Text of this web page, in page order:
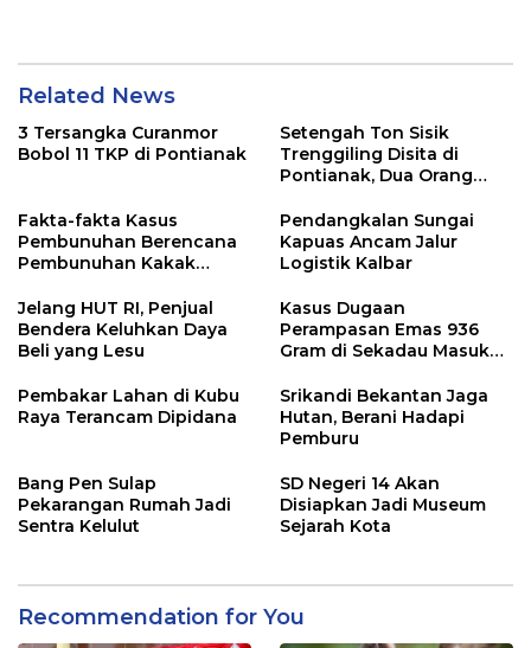
Related News
3 Tersangka Curanmor
Bobol 11 TKP di Pontianak
Setengah Ton Sisik
Trenggiling Disita di
Pontianak, Dua Orang
Fakta-fakta Kasus
Pembunuhan Berencana
Pembunuhan Kakak
Pendangkalan Sungai
Kapuas Ancam Jalur
Logistik Kalbar
Jelang HUT RI, Penjual
Bendera Keluhkan Daya
Beli yang Lesu
Kasus Dugaan
Perampasan Emas 936
Gram di Sekadau Masuk
Pembakar Lahan di Kubu
Raya Terancam Dipidana
Srikandi Bekantan Jaga
Hutan, Berani Hadapi
Pemburu
Bang Pen Sulap
Pekarangan Rumah Jadi
Sentra Kelulut
SD Negeri 14 Akan
Disiapkan Jadi Museum
Sejarah Kota
Recommendation for You